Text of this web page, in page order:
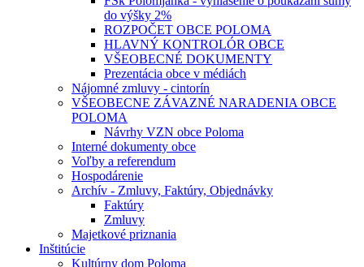
do výšky 2%
ROZPOČET OBCE POLOMA
HLAVNÝ KONTROLÓR OBCE
VŠEOBECNÉ DOKUMENTY
Prezentácia obce v médiách
Nájomné zmluvy - cintorín
VŠEOBECNE ZÁVAZNÉ NARADENIA OBCE
POLOMA
Návrhy VZN obce Poloma
Interné dokumenty obce
Voľby a referendum
Hospodárenie
Archív - Zmluvy, Faktúry, Objednávky
Faktúry
Zmluvy
Majetkové priznania
Inštitúcie
Kultúrny dom Poloma